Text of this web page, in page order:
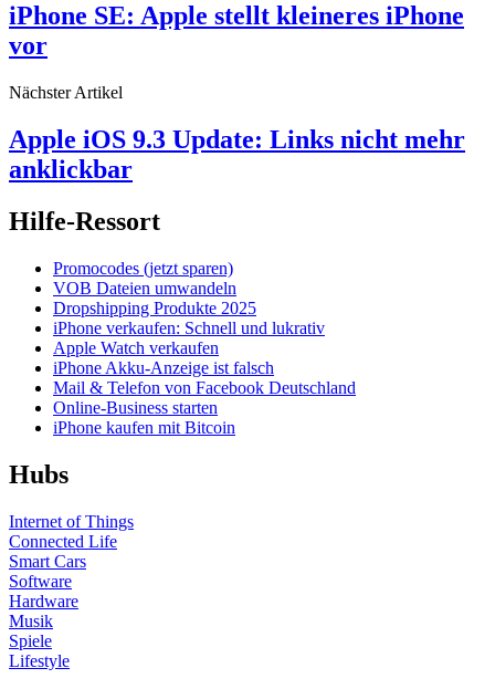
iPhone SE: Apple stellt kleineres iPhone
vor
Nächster Artikel
Apple iOS 9.3 Update: Links nicht mehr
anklickbar
Hilfe-Ressort
Promocodes (jetzt sparen)
VOB Dateien umwandeln
Dropshipping Produkte 2025
iPhone verkaufen: Schnell und lukrativ
Apple Watch verkaufen
iPhone Akku-Anzeige ist falsch
Mail & Telefon von Facebook Deutschland
Online-Business starten
iPhone kaufen mit Bitcoin
Hubs
Internet of Things
Connected Life
Smart Cars
Software
Hardware
Musik
Spiele
Lifestyle